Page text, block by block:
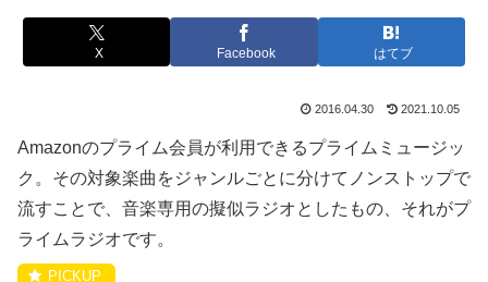
X Facebook はてブ
2016.04.30 2021.10.05
Amazonのプライム会員が利用できるプライムミュージッ
ク。その対象楽曲をジャンルごとに分けてノンストップで
流すことで、音楽専用の擬似ラジオとしたもの、それがプ
ライムラジオです。